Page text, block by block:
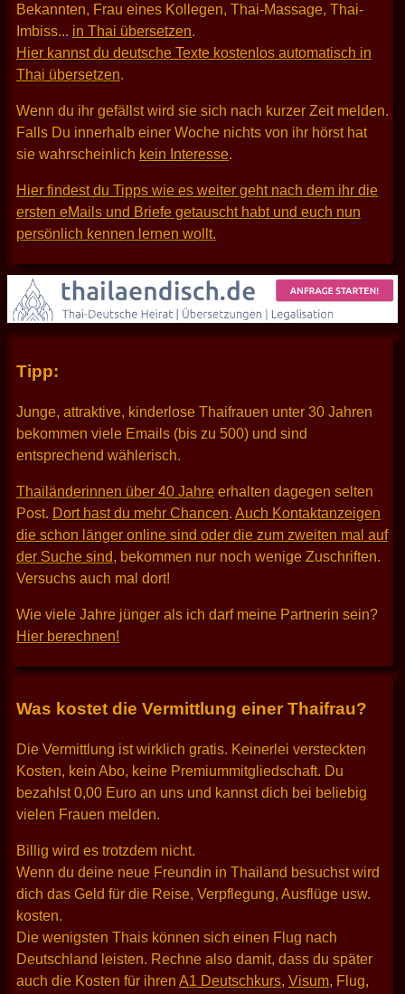
Bekannten, Frau eines Kollegen, Thai-Massage, Thai-
Imbiss... in Thai übersetzen.
Hier kannst du deutsche Texte kostenlos automatisch in
Thai übersetzen.
Wenn du ihr gefällst wird sie sich nach kurzer Zeit melden.
Falls Du innerhalb einer Woche nichts von ihr hörst hat
sie wahrscheinlich kein Interesse.
Hier findest du Tipps wie es weiter geht nach dem ihr die
ersten eMails und Briefe getauscht habt und euch nun
persönlich kennen lernen wollt.
Tipp:
Junge, attraktive, kinderlose Thaifrauen unter 30 Jahren
bekommen viele Emails (bis zu 500) und sind
entsprechend wählerisch.
Thailänderinnen über 40 Jahre erhalten dagegen selten
Post. Dort hast du mehr Chancen. Auch Kontaktanzeigen
die schon länger online sind oder die zum zweiten mal auf
der Suche sind, bekommen nur noch wenige Zuschriften.
Versuchs auch mal dort!
Wie viele Jahre jünger als ich darf meine Partnerin sein?
Hier berechnen!
Was kostet die Vermittlung einer Thaifrau?
Die Vermittlung ist wirklich gratis. Keinerlei versteckten
Kosten, kein Abo, keine Premiummitgliedschaft. Du
bezahlst 0,00 Euro an uns und kannst dich bei beliebig
vielen Frauen melden.
Billig wird es trotzdem nicht.
Wenn du deine neue Freundin in Thailand besuchst wird
dich das Geld für die Reise, Verpflegung, Ausflüge usw.
kosten.
Die wenigsten Thais können sich einen Flug nach
Deutschland leisten. Rechne also damit, dass du später
auch die Kosten für ihrenA1 Deutschkurs, Visum, Flug,